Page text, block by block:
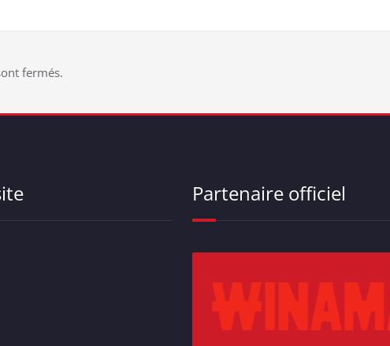
fermés.
Partenaire officiel